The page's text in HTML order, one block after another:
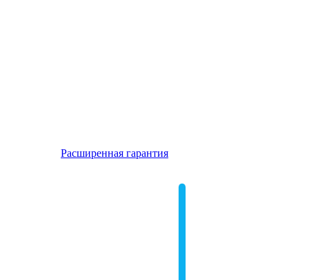
Расширенная гарантия